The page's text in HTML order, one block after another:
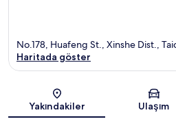
Harita
No.178, Huafeng St., Xinshe Dist.,
Haritada göster
Yakındakiler Ulaşım